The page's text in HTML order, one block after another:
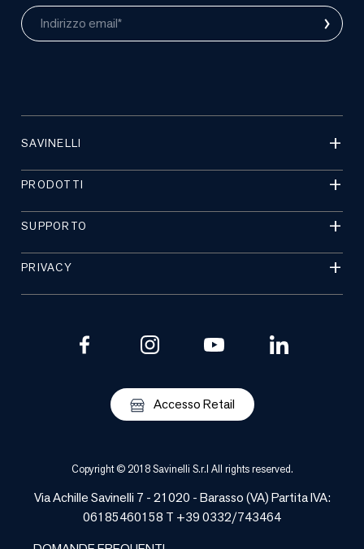
Indirizzo email* ›
SAVINELLI
PRODOTTI
SUPPORTO
PRIVACY
Accesso Retail
Copyright © 2018 Savinelli S.r.l All rights reserved.
Via Achille Savinelli 7 - 21020 -Barasso(VA) Partita IVA:
06185460158 T +39 0332/743464